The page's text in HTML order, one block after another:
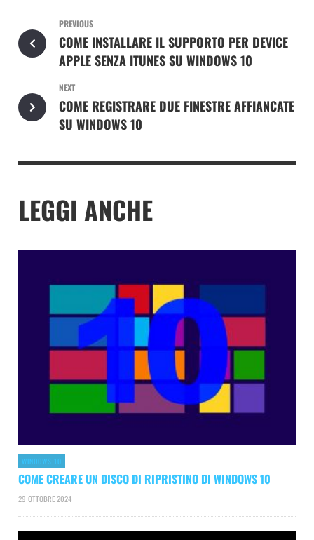
PREVIOUS
COME INSTALLARE IL SUPPORTO PER DEVICE
APPLE SENZA ITUNES SU WINDOWS 10
NEXT
COME REGISTRARE DUE FINESTRE AFFIANCATE
SU WINDOWS 10
LEGGI ANCHE
WINDOWS 10
COME CREARE UN DISCO DI RIPRISTINO DI WINDOWS 10
29 OTTOBRE 2024